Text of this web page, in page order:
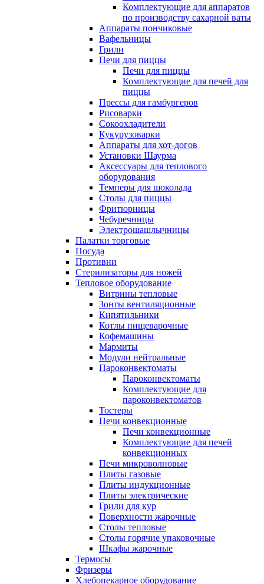
Комплектующие для аппаратов
по производству сахарной ваты
Аппараты пончиковые
Вафельницы
Грили
Печи для пиццы
Печи для пиццы
Комплектующие для печей для
пиццы
Прессы для гамбургеров
Рисоварки
Сокоохладители
Кукурузоварки
Аппараты для хот-догов
Установки Шаурма
Аксессуары для теплового
оборудования
Темперы для шоколада
Столы для пиццы
Фритюрницы
Чебуречницы
Электрошашлычницы
Палатки торговые
Посуда
Противни
Стерилизаторы для ножей
Тепловое оборудование
Витрины тепловые
Зонты вентиляционные
Кипятильники
Котлы пищеварочные
Кофемашины
Мармиты
Модули нейтральные
Пароконвектоматы
Пароконвектоматы
Комплектующие для
пароконвектоматов
Тостеры
Печи конвекционные
Печи конвекционные
Комплектующие для печей
конвекционных
Печи микроволновые
Плиты газовые
Плиты индукционные
Плиты электрические
Грили для кур
Поверхности жарочные
Столы тепловые
Столы горячие упаковочные
Шкафы жарочные
Термосы
Фризеры
Хлебопекарное оборудование